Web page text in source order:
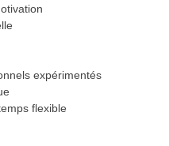
expérimentés
flexible